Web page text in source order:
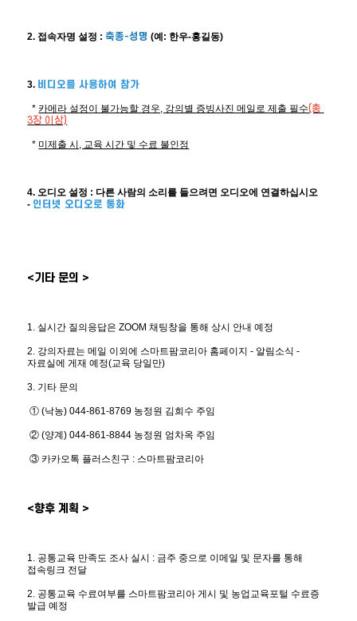
2. 접속자명 설정 : 축종-성명 (예: 한우-홍길동)
3. 비디오를 사용하여 참가
* 카메라 설정이 불가능할 경우, 강의별 증빙사진 메일로 제출 필수(총
3장 이상)
* 미제출 시, 교육 시간 및 수료 불인정
4. 오디오 설정 : 다른 사람의 소리를 들으려면 오디오에 연결하십시오
- 인터넷 오디오로 통화
<기타 문의 >
1. 실시간 질의응답은 ZOOM 채팅창을 통해 상시 안내 예정
2. 강의자료는 메일 이외에 스마트팜코리아 홈페이지 - 알림소식 -
자료실에 게재 예정(교육 당일만)
3. 기타 문의
① (낙농) 044-861-8769 농정원 김희수 주임
② (양계) 044-861-8844 농정원 엄차옥 주임
③ 카카오톡 플러스친구 : 스마트팜코리아
<향후 계획 >
1. 공통교육 만족도 조사 실시 : 금주 중으로 이메일 및 문자를 통해
접속링크 전달
2. 공통교육 수료여부를 스마트팜코리아 게시 및 농업교육포털 수료증
발급 예정